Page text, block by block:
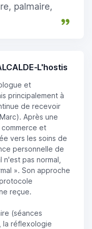
palmaire,
L'hostis
et
principalement à
de recevoir
Après une
commerce et
vers les soins de
personnelle de
pas normal,
». Son approche
reçue.
(séances
la réflexologie